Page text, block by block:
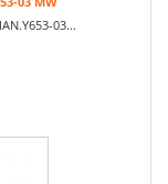
03...